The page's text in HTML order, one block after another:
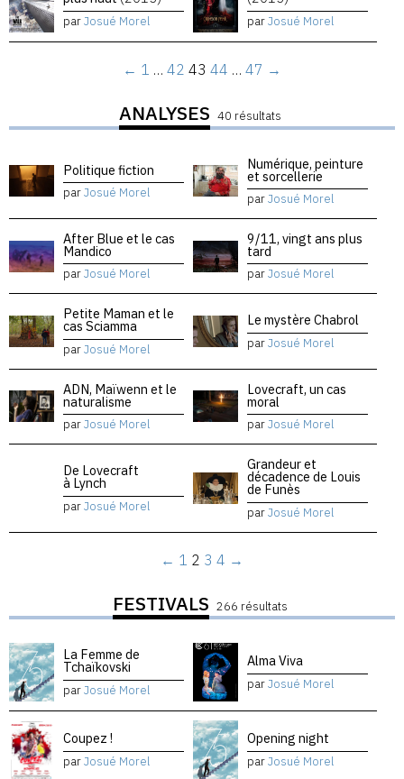
parJosué Morel parJosué Morel
← 1 … 42 43 44 … 47 →
ANALYSES 40 résultats
Politique fiction
parJosué Morel
Numérique, peinture
et sorcellerie
parJosué Morel
After Blue et le cas
Mandico
parJosué Morel
9/11, vingt ans plus
tard
parJosué Morel
Petite Maman et le
cas Sciamma
parJosué Morel
Le mystère Chabrol
parJosué Morel
ADN, Maïwenn et le
naturalisme
parJosué Morel
Lovecraft, un cas
moral
parJosué Morel
De Lovecraft
à Lynch
parJosué Morel
Grandeur et
décadence de Louis
de Funès
parJosué Morel
← 1 2 3 4 →
FESTIVALS 266 résultats
La Femme de
Tchaïkovski
parJosué Morel
Alma Viva
parJosué Morel
Coupez !
parJosué Morel
Opening night
parJosué Morel